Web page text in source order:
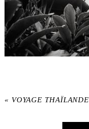
« VOYAGE THAÏLANDE